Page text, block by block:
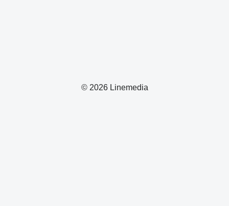
© 2026 Linemedia